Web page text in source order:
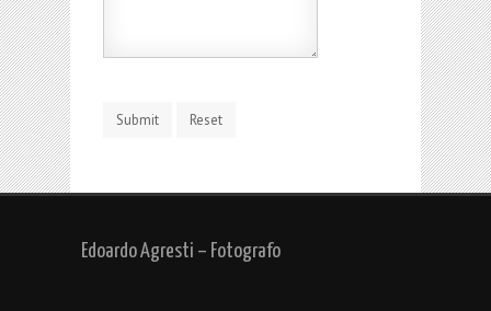
Edoardo Agresti – Fotografo